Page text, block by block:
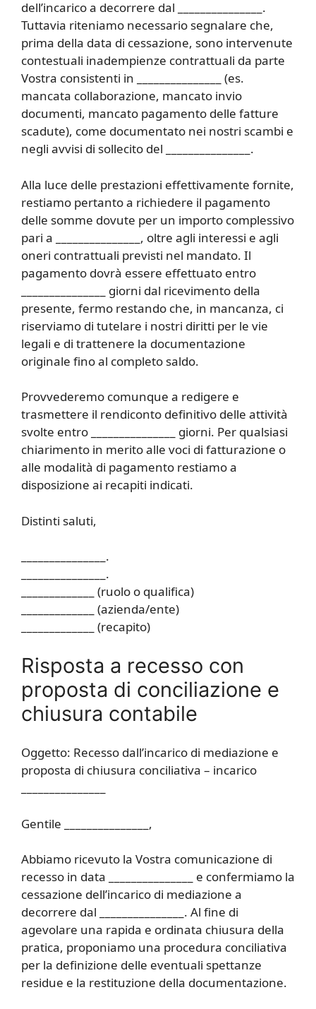
dell’incarico a decorrere dal _______________.
Tuttavia riteniamo necessario segnalare che,
prima della data di cessazione, sono intervenute
contestuali inadempienze contrattuali da parte
Vostra consistenti in _______________ (es.
mancata collaborazione, mancato invio
documenti, mancato pagamento delle fatture
scadute), come documentato nei nostri scambi e
negli avvisi di sollecito del _______________.
Alla luce delle prestazioni effettivamente fornite,
restiamo pertanto a richiedere il pagamento
delle somme dovute per un importo complessivo
pari a _______________, oltre agli interessi e agli
oneri contrattuali previsti nel mandato. Il
pagamento dovrà essere effettuato entro
_______________ giorni dal ricevimento della
presente, fermo restando che, in mancanza, ci
riserviamo di tutelare i nostri diritti per le vie
legali e di trattenere la documentazione
originale fino al completo saldo.
Provvederemo comunque a redigere e
trasmettere il rendiconto definitivo delle attività
svolte entro _______________ giorni. Per qualsiasi
chiarimento in merito alle voci di fatturazione o
alle modalità di pagamento restiamo a
disposizione ai recapiti indicati.
Distinti saluti,
_______________.
_______________.
_____________ (ruolo o qualifica)
_____________ (azienda/ente)
_____________ (recapito)
Risposta a recesso con
proposta di conciliazione e
chiusura contabile
Oggetto: Recesso dall’incarico di mediazione e
proposta di chiusura conciliativa – incarico
Gentile _______________,
Abbiamo ricevuto la Vostra comunicazione di
recesso in data _______________ e confermiamo la
cessazione dell’incarico di mediazione a
decorrere dal _______________. Al fine di
agevolare una rapida e ordinata chiusura della
pratica, proponiamo una procedura conciliativa
per la definizione delle eventuali spettanze
residue e la restituzione della documentazione.